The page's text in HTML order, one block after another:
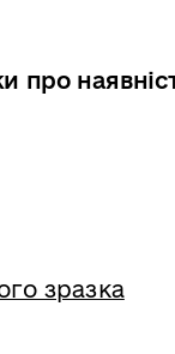
про
зразка